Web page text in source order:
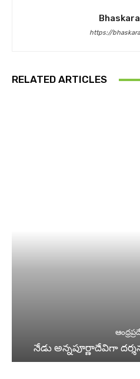
https://
RELATED ARTICLES
నేడు అన్నపూర్ణాదేవిగా